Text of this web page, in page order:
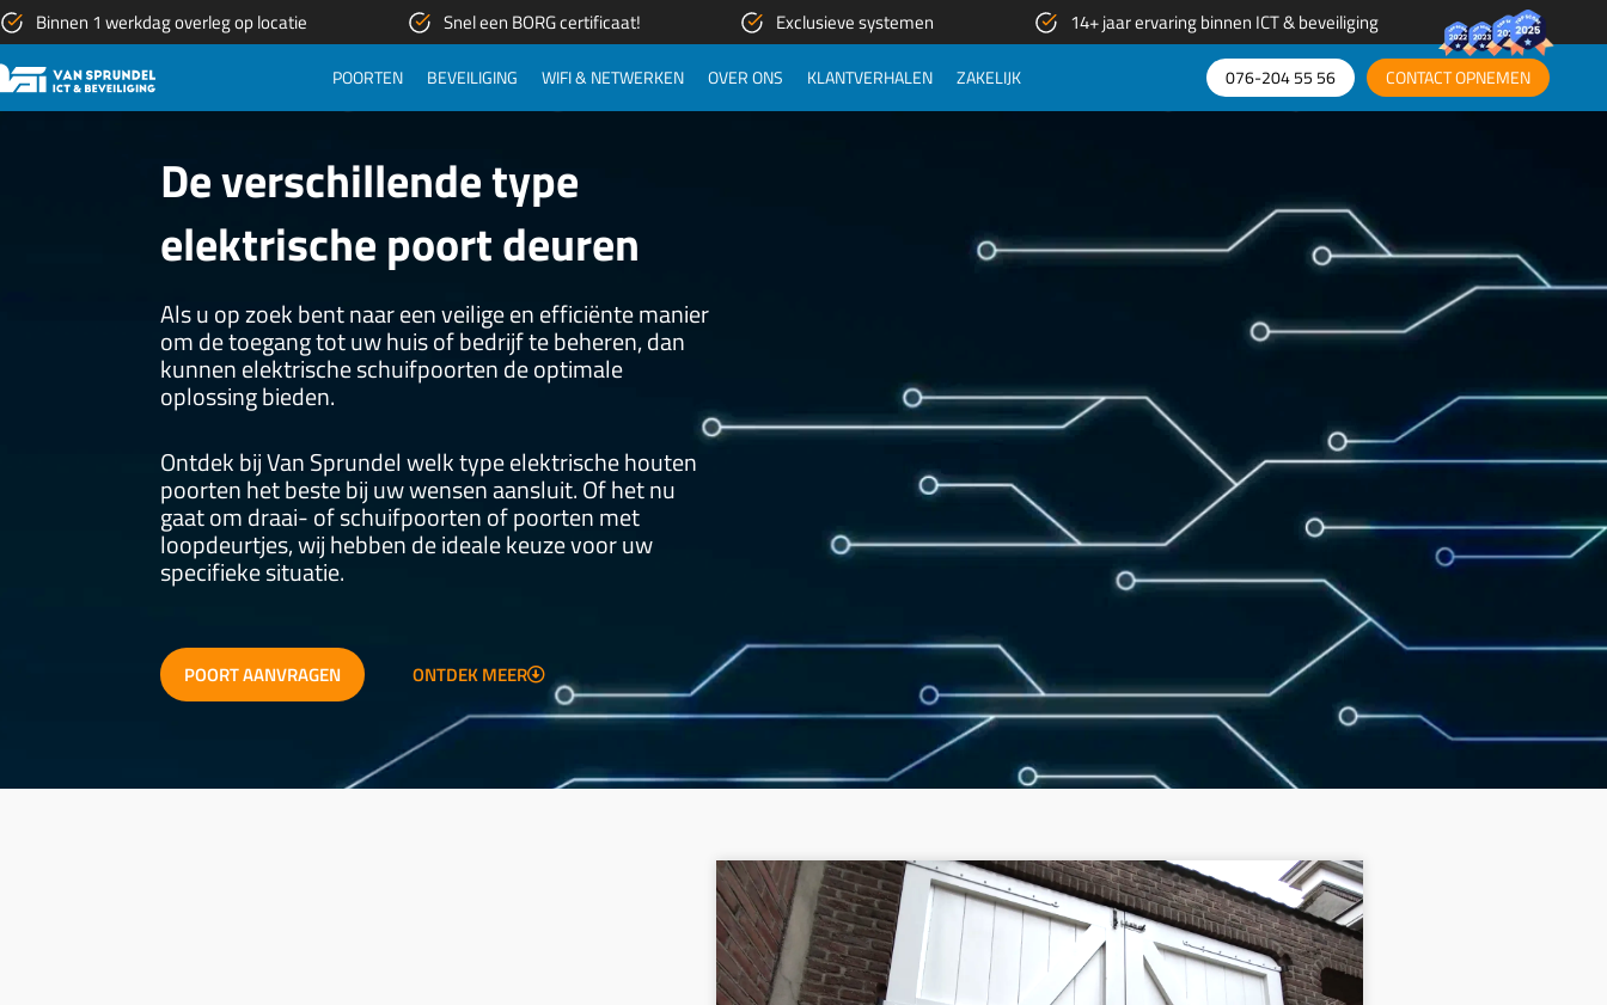
Ga
naar
de
inhoud
Binnen 1 werkdag overleg op locatie Snel een BORG certificaat! Exclusieve systemen 14+ jaar ervaring binnen ICT & beveiliging
POORTEN BEVEILIGING WIFI & NETWERKEN OVER ONS KLANTVERHALEN ZAKELIJK 076-204 55 56​ CONTACT OPNEMEN
De verschillende type
elektrische poort deuren
Als u op zoek bent naar een veilige en efficiënte manier
om de toegang tot uw huis of bedrijf te beheren, dan
kunnen elektrische schuifpoorten de optimale
oplossing bieden.
Ontdek bij Van Sprundel welk type elektrische houten
poorten het beste bij uw wensen aansluit. Of het nu
gaat om draai- of schuifpoorten of poorten met
loopdeurtjes, wij hebben de ideale keuze voor uw
specifieke situatie.
POORT AANVRAGEN ONTDEK MEER